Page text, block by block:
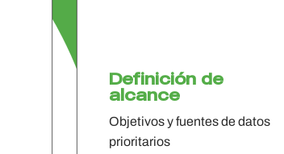
Definición de
alcance
Objetivos y fuentes de datos
prioritarios